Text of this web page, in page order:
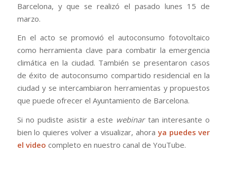
Barcelona, y que se realizó el pasado lunes 15 de
marzo.
En el acto se promovió el autoconsumo fotovoltaico
como herramienta clave para combatir la emergencia
climática en la ciudad. También se presentaron casos
de éxito de autoconsumo compartido residencial en la
ciudad y se intercambiaron herramientas y propuestos
que puede ofrecer el Ayuntamiento de Barcelona.
Si no pudiste asistir a este webinartan interesante o
bien lo quieres volver a visualizar, ahora ya puedes ver
el video completo en nuestro canal de YouTube.